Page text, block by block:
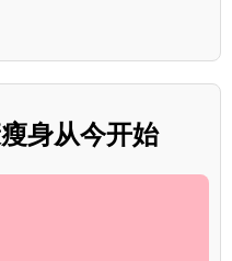
身从今开始